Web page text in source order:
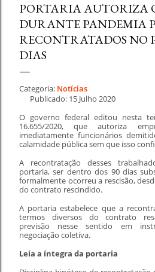
PORTARIA AUTORIZA
DURANTE PANDEMIA
RECONTRATADOS NO
DIAS
Categoria: Notícias
Publicado: 15 Julho 2020
O governo federal editou nesta
16.655/2020, que autoriza
imediatamente funcionários
calamidade pública sem que isso
A recontratação desses
portaria, ser dentro dos 90 dias
formalmente ocorreu a rescisão,
do contrato rescindido.
A portaria estabelece que a
termos diversos do contrato
previsão nesse sentido em
negociação coletiva.
Leia a íntegra da portaria